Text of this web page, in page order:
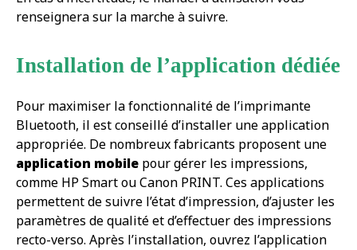
renseignera sur la marche à suivre.
Installation de l’application dédiée
Pour maximiser la fonctionnalité de l’imprimante
Bluetooth, il est conseillé d’installer une application
appropriée. De nombreux fabricants proposent une
application mobile pour gérer les impressions,
comme HP Smart ou Canon PRINT. Ces applications
permettent de suivre l’état d’impression, d’ajuster les
paramètres de qualité et d’effectuer des impressions
recto-verso. Après l’installation, ouvrez l’application